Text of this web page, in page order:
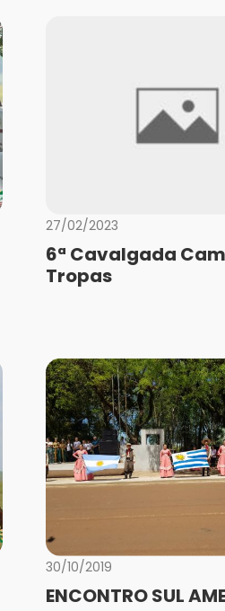
27/02/2023
6ª Cavalgada
Tropas
30/10/2019
ENCONTRO SUL